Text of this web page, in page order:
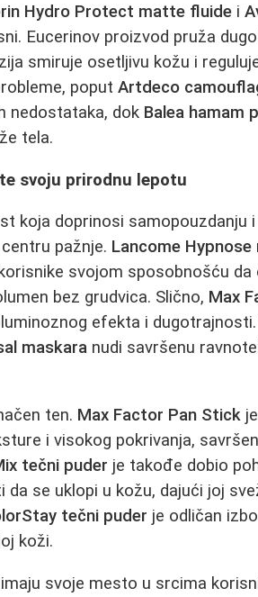
Hydro Protect matte fluide i
Eucerinov proizvod pruža
smiruje osetljivu kožu i
poputArtdeco
nedostataka, dok Balea hamam
tela.
svoju prirodnu lepotu
koja doprinosi samopouzdanju
pažnje. Lancome Hypnose
svojom sposobnošću
bez grudvica. Slično, Max
efekta i
maskara nudi savršenu
ten. Max Factor Pan Stick
i visokog pokrivanja,
tečni puder je takođe dobio
se uklopi u kožu, dajući joj
tečni puder je odličan
koži.
svoje mesto u srcima